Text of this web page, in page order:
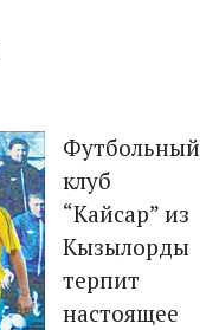
Футбольный
клуб
“Кайсар” из
Кызылорды
терпит
настоящее